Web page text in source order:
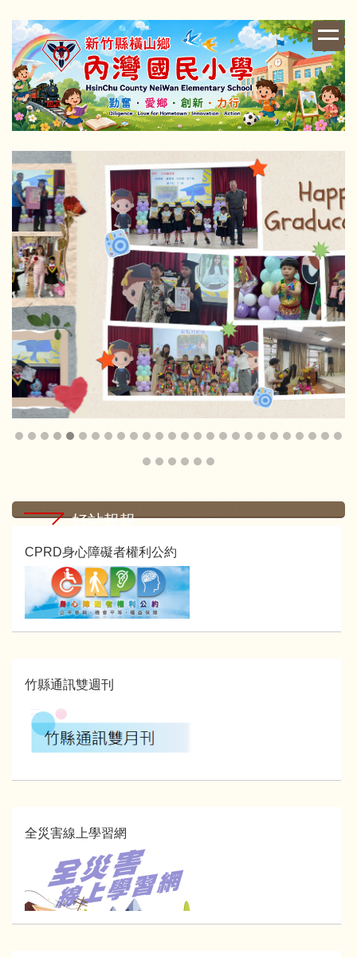
到
主
要
內
容
區
好站報報
CPRD身心障礙者權利公約
竹縣通訊雙週刊
全災害線上學習網